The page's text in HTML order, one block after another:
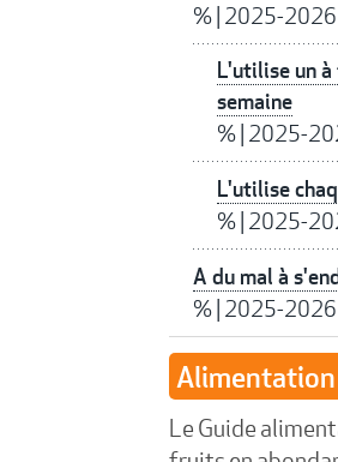
%| 2025-2026
L'utilise un
semaine
%| 2025-
L'utilise
%| 2025-
A du mal à
%| 2025-2026
Le Guide